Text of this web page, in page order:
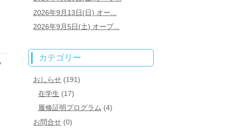
2026年9月13日(日) オー...
2026年9月5日(土) オープ...
カテゴリー
おしらせ (191)
在学生 (17)
履修証明プログラム (4)
お問合せ (0)